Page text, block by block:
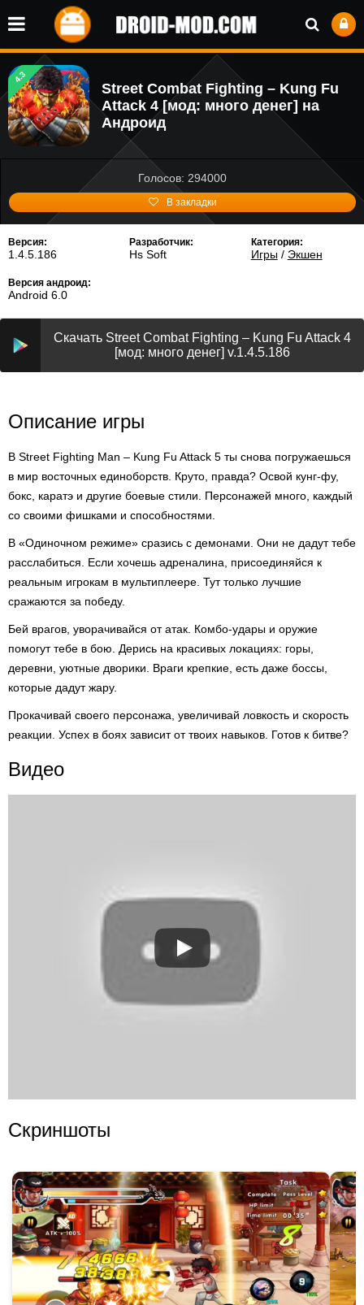
4.3
Street Combat Fighting – Kung Fu
Attack 4 [мод: много денег] на
Андроид
Голосов: 294000
В закладки
Версия:
1.4.5.186
Разработчик:
Hs Soft
Категория:
Игры/ Экшен
Версия андроид:
Android 6.0
Скачать Street Combat Fighting – Kung Fu Attack 4
[мод: много денег] v.1.4.5.186
Описание игры
В Street Fighting Man – Kung Fu Attack 5 ты снова погружаешься
в мир восточных единоборств. Круто, правда? Освой кунг-фу,
бокс, каратэ и другие боевые стили. Персонажей много, каждый
со своими фишками и способностями.
В «Одиночном режиме» сразись с демонами. Они не дадут тебе
расслабиться. Если хочешь адреналина, присоединяйся к
реальным игрокам в мультиплеере. Тут только лучшие
сражаются за победу.
Бей врагов, уворачивайся от атак. Комбо-удары и оружие
помогут тебе в бою. Дерись на красивых локациях: горы,
деревни, уютные дворики. Враги крепкие, есть даже боссы,
которые дадут жару.
Прокачивай своего персонажа, увеличивай ловкость и скорость
реакции. Успех в боях зависит от твоих навыков. Готов к битве?
Видео
Скриншоты